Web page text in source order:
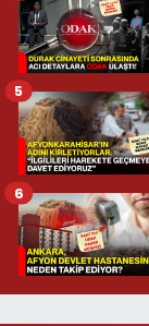
5
6